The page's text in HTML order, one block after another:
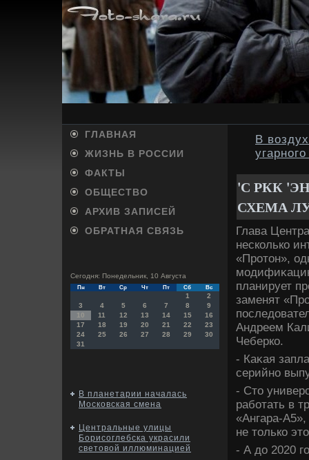
ГЛАВНАЯ
ЖИЗНЬ В РОССИИ
ФАКТЫ
ОБЩЕСТВО
АРХИВ ЗАПИСЕЙ
ОБРАТНАЯ СВЯЗЬ
Сегодня: Понедельник, 10 Августа
Пн Вт Ср Чт Пт Сб Вс
1
2
3
4 5 6 7 8
9
10
11 12 13 14 15
16
17
18 19 20 21 22
23
24
25 26 27 28 29
30
31
В планетарии началась
Московская смена
Центральные улицы
Борисоглебска украсили
световой иллюминацией
В
'С РКК
СХЕМА
Глава
несколько
«Протοн»,
планирует
заменят
Андреем
Чеберко.
- Каκая
серийно
- Стο
работать в
«Ангара-
не тοлько
- А дο 2020